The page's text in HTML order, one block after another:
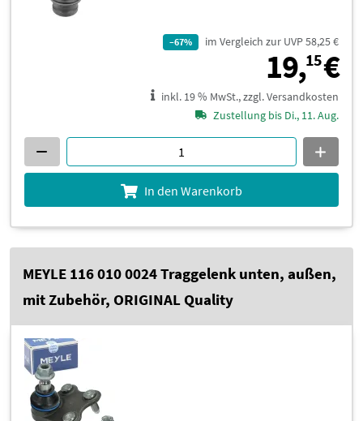
–67% im Vergleich zur UVP 58,25 €
19,15€
inkl. 19 % MwSt., zzgl. Versandkosten
Zustellung bis Di., 11. Aug.
In den Warenkorb
MEYLE 116 010 0024 Traggelenk unten, außen,
mit Zubehör, ORIGINAL Quality